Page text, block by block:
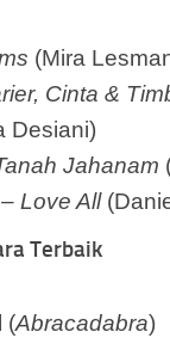
(Mira
Cinta &
Desiani)
Jahanam
Love All
Terbaik
(Abracadabra)